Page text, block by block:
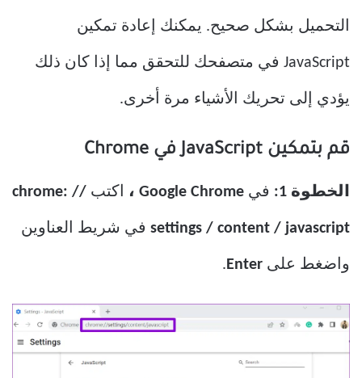
التحميل بشكل صحيح. يمكنك إعادة تمكين
JavaScript في متصفحك للتحقق مما إذا كان ذلك
يؤدي إلى تحريك الأشياء مرة أخرى.
قم بتمكين JavaScript في Chrome
الخطوة 1: في اكتب chrome: //
settings / content / javascript في شريط العناوين
واضغط على Enter
.